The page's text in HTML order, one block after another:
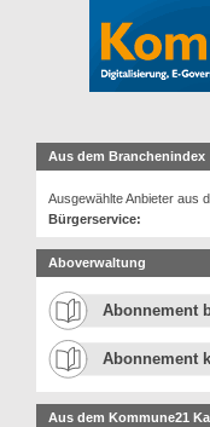
Aus dem Branchenindex
Ausgewählte Anbieter aus
Bürgerservice:
Aboverwaltung
Abonnement
Abonnement
Aus dem Kommune21